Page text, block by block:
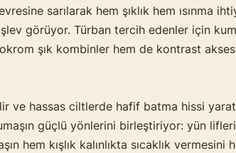
sarılarak hem şıklık hem ısınma
görüyor. Türban tercih edenler için
şık kombinler hem de kontrast
ve hassas ciltlerde hafif batma hissi
güçlü yönlerini birleştiriyor: yün
hem kışlık kalınlıkta sıcaklık